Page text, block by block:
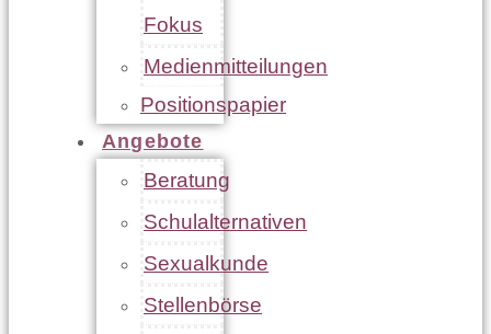
Fokus
Medienmitteilungen
Positionspapier
Angebote
Beratung
Schulalternativen
Sexualkunde
Stellenbörse